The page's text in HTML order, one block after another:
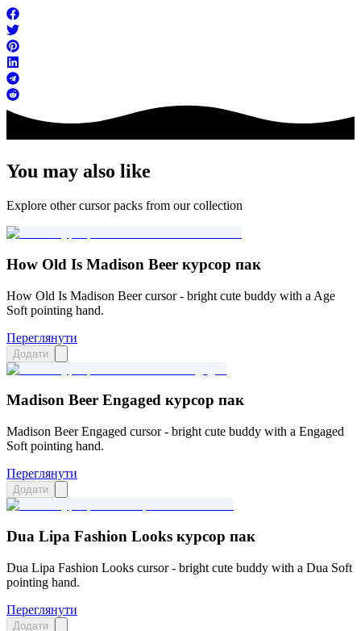
You may also like
Explore other cursor packs from our collection
How Old Is Madison Beer курсор пак
How Old Is Madison Beer cursor - bright cute buddy with a Age
Soft pointing hand.
Переглянути
Додати
Madison Beer Engaged курсор пак
Madison Beer Engaged cursor - bright cute buddy with a Engaged
Soft pointing hand.
Переглянути
Додати
Dua Lipa Fashion Looks курсор пак
Dua Lipa Fashion Looks cursor - bright cute buddy with a Dua Soft
pointing hand.
Переглянути
Додати